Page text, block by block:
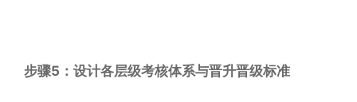
步骤5：设计各层级考核体系与晋升晋级标准